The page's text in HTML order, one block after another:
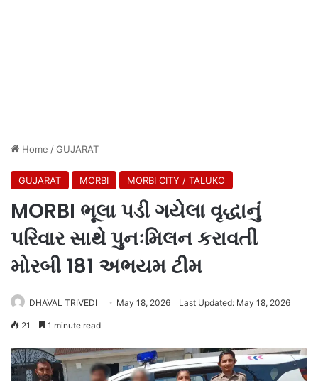
Home /GUJARAT
GUJARAT MORBI MORBI CITY / TALUKO
MORBI ભૂલા પડી ગયેલા વૃદ્ધાનું
પરિવાર સાથે પુનઃમિલન કરાવતી
મોરબી 181 અભયમ ટીમ
DHAVAL TRIVEDI May 18, 2026 Last Updated: May 18, 2026
21 1 minute read